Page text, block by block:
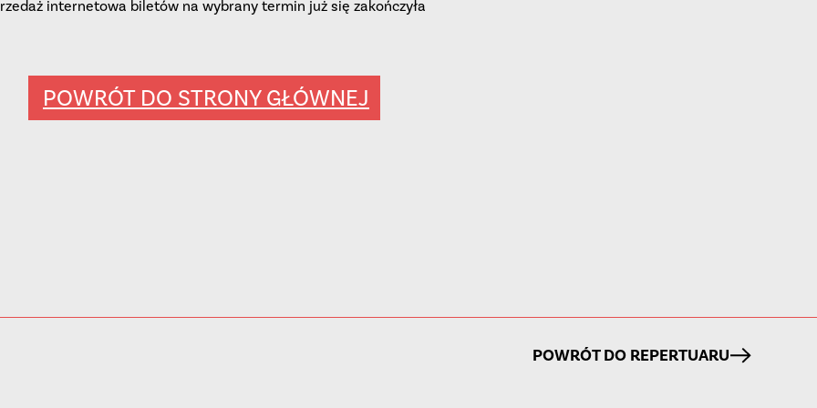
internetowa biletów na wybrany termin już się zakończyła
POWRÓT DO STRONY GŁÓWNEJ
POWRÓT DO REPERTUARU